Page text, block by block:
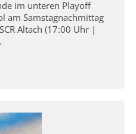
im unteren Playoff
am Samstagnachmittag
Altach (17:00 Uhr |